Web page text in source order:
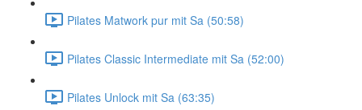
Pilates Matwork pur mit Sa (50:58)
Pilates Classic Intermediate mit Sa (52:00)
Pilates Unlock mit Sa (63:35)